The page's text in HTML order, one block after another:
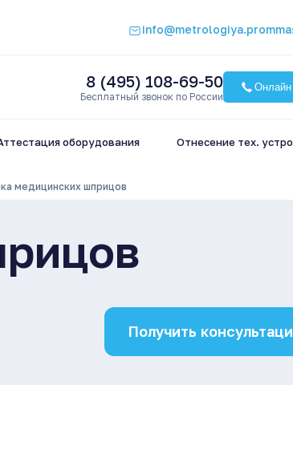
8 (495) 108-69-50
Бесплатный звонок по России
Онлайн
оборудования Отнесение тех.
медицинских шприцов
Получить